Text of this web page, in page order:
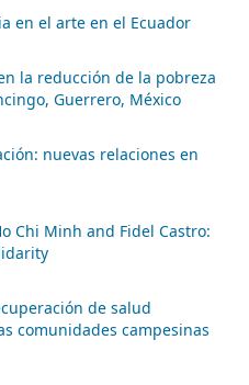
en el arte en el Ecuador
la reducción de la pobreza
Guerrero, México
nuevas relaciones en
Chi Minh and Fidel Castro:
de salud
comunidades campesinas